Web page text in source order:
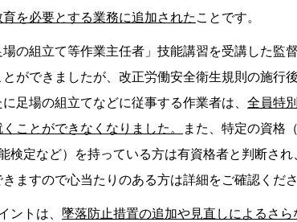
を必要とする業務に追加された ことです。
の組立て等作業主任者」技能講習を受講した監
ができましたが、改正労働安全衛生規則の施行
足場の組立てなどに従事する作業者は、 全員特
ことができなくなりました。
また、特定の資格
検定など）を持っている方は有資格者と判断さ
ますので心当たりのある方は詳細をご確認くださ
ントは、 墜落防止措置の追加や見直しによるさ